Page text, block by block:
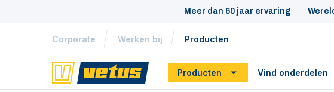
Meer dan 60 jaar ervaring
Corporate Werken bij Producten
Producten Vind onderdelen